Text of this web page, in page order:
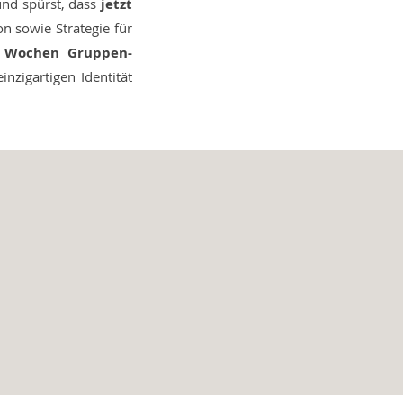
spürst, dass jetzt
sowie Strategie für
Gruppen-
Identität